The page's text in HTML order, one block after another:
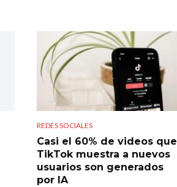
REDES SOCIALES
Casi el 60% de videos que
TikTok muestra a nuevos
usuarios son generados
por IA